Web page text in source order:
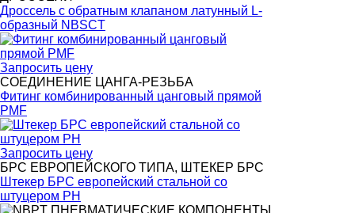
Дроссель с обратным клапаном латунный L-
образный NBSCT
Запросить цену
СОЕДИНЕНИЕ ЦАНГА-РЕЗЬБА
Фитинг комбинированный цанговый прямой
PMF
Запросить цену
БРС ЕВРОПЕЙСКОГО ТИПА, ШТЕКЕР БРС
Штекер БРС европейский стальной со
штуцером PH